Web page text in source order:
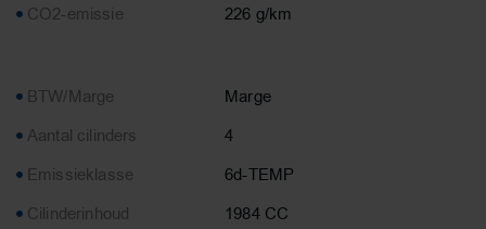
CO2-emissie
226 g/km
BTW/Marge
Marge
Aantal cilinders
4
Emissieklasse
6d-TEMP
Cilinderinhoud
1984 CC